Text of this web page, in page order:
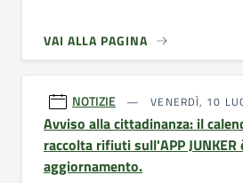
VAI ALLA PAGINA
NOTIZIE VENERDÌ, 10
Avviso alla cittadinanza: il
raccolta rifiuti sull'APP
aggiornamento.